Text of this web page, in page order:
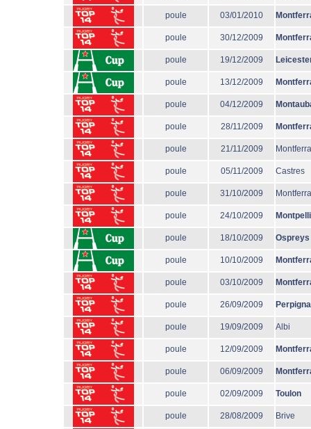
poule 03/01/2010
poule 30/12/2009
poule 19/12/2009
poule 13/12/2009
poule 04/12/2009
poule 28/11/2009
poule 21/11/2009
poule 05/11/2009 Castres
poule 31/10/2009
poule 24/10/2009
poule 18/10/2009 Ospreys
poule 10/10/2009
poule 03/10/2009
poule 26/09/2009
poule 19/09/2009 Albi
poule 12/09/2009
poule 06/09/2009
poule 02/09/2009 Toulon
poule 28/08/2009 Brive